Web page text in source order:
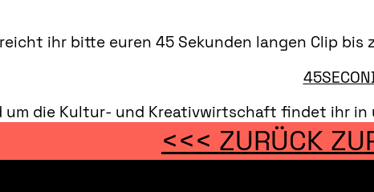
ihr bitte euren 45 Sekunden langen Clip bis
um die Kultur- und Kreativwirtschaft findet ihr in
<<< ZURÜCK